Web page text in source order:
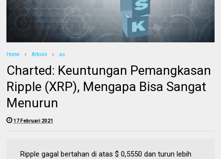
Home Altcoin as
Charted: Keuntungan Pemangkasan
Ripple (XRP), Mengapa Bisa Sangat
Menurun
17 Februari 2021
Ripple gagal bertahan di atas $ 0,5550 dan turun lebih